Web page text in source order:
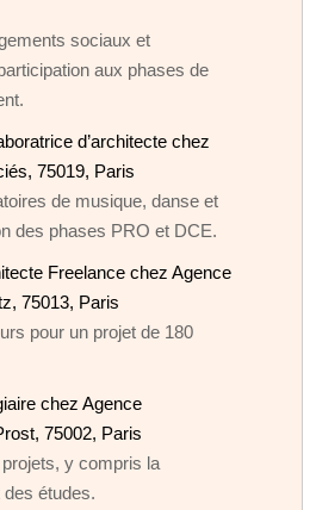
sociaux et
aux phases de
d’architecte chez
75019, Paris
de musique, danse et
des phases PRO et DCE.
Freelance chez Agence
75013, Paris
pour un projet de 180
chez Agence
75002, Paris
y compris la
études.